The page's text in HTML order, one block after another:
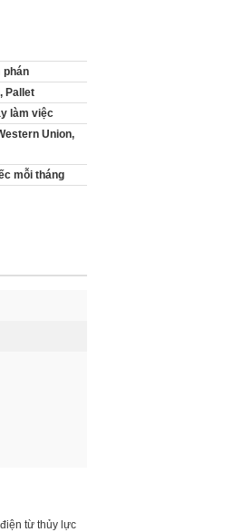
phán
Pallet
làm việc
Union,
mỗi tháng
từ thủy lực